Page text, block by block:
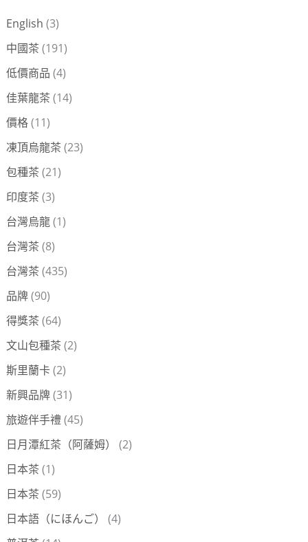
English (3)
中國茶 (191)
低價商品 (4)
佳葉龍茶 (14)
價格(11)
凍頂烏龍茶 (23)
包種茶 (21)
印度茶 (3)
台灣烏龍(1)
台灣茶 (8)
台灣茶 (435)
品牌(90)
得獎茶 (64)
文山包種茶 (2)
斯里蘭卡(2)
新興品牌(31)
旅遊伴手禮(45)
日月潭紅茶（阿薩姆）
(2)
日本茶 (1)
日本茶 (59)
日本語（にほんご）
(4)